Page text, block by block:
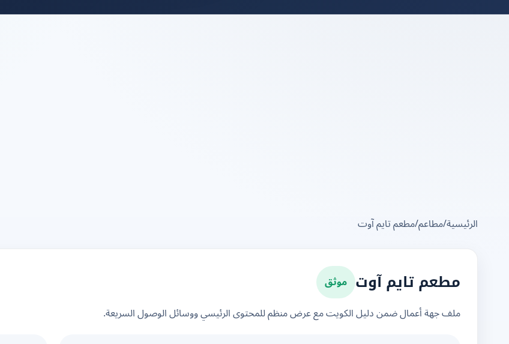
الرئيسية/مطاعم/مطعم تايم آوت
مطعم تايم آوت موثق
ملف جهة أعمال ضمن دليل الكويت مع عرض منظم للمحتوى الرئيسي ووسائل الوصول السريعة.